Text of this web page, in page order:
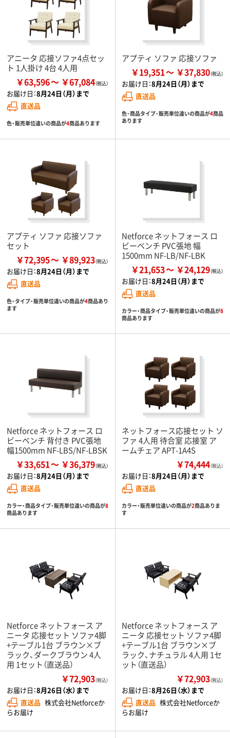
アニータ 応接ソファ4点セッ
ト 1人掛け 4台 4人用
￥63,596 ￥67,084
お届け日：8月24日（月）まで
直送品
色・販売単位違いの商品が4商品あります
アプティ ソファ 応接ソファ
￥19,351 ￥37,830
お届け日：8月24日（月）まで
直送品
色・商品タイプ・販売単位違いの商品が4商品
あります
アプティ ソファ 応接ソファ
セット
￥72,395 ￥89,923
お届け日：8月24日（月）まで
直送品
色・タイプ・販売単位違いの商品が4商品あり
ます
Netforce ネットフォース ロ
ビーベンチ PVC張地 幅
1500mm NF-LB/NF-LBK
￥21,653 ￥24,129
お届け日：8月24日（月）まで
直送品
カラー・商品タイプ・販売単位違いの商品が8
商品あります
Netforce ネットフォース ロ
ビーベンチ 背付き PVC張地
幅1500mm NF-LBS/NF-LBSK
￥33,651 ￥36,379
お届け日：8月24日（月）まで
直送品
カラー・商品タイプ・販売単位違いの商品が8
商品あります
ネットフォース応接セット ソ
ファ 4人用 待合室 応接室 ア
ームチェア APT-1A4S
￥74,444（税込）
お届け日：8月24日（月）まで
直送品
カラー・販売単位違いの商品が2商品ありま
す
Netforce ネットフォース ア
ニータ 応接セット ソファ4脚
+テーブル1台 ブラウン×ブ
ラック、ダークブラウン 4人
用 1セット（直送品）
￥72,903（税込）
お届け日：8月26日（水）まで
直送品 株式会社Netforceか
らお届け
Netforce ネットフォース ア
ニータ 応接セット ソファ4脚
+テーブル1台 ブラウン×ブ
ラック、ナチュラル 4人用 1セ
ット（直送品）
￥72,903（税込）
お届け日：8月26日（水）まで
直送品 株式会社Netforceか
らお届け